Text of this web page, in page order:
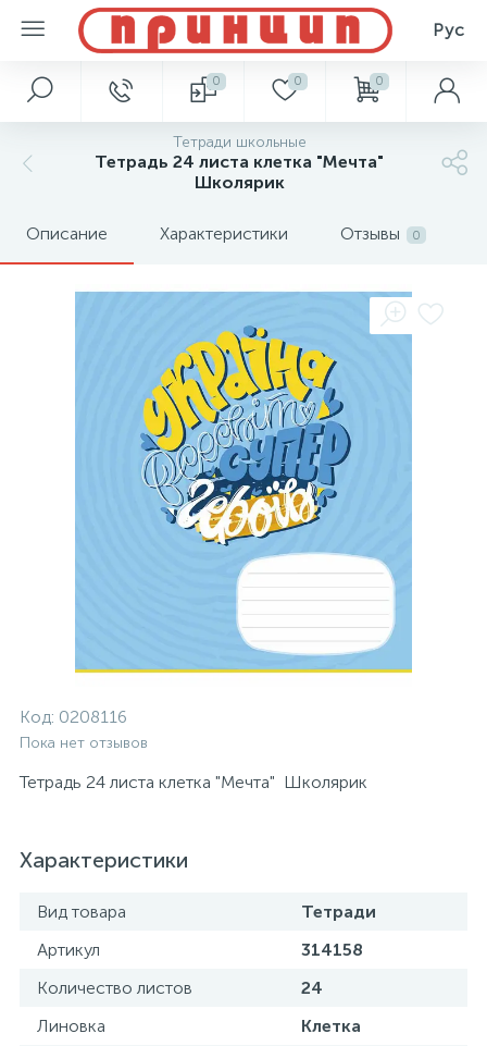
Рус
0 0 0
Тетради школьные
Тетрадь 24 листа клетка "Мечта"
Школярик
Описание Характеристики Отзывы 0
Код: 0208116
Пока нет отзывов
Тетрадь 24 листа клетка "Мечта" Школярик
Характеристики
Вид товара
Тетради
Артикул
314158
Количество листов
24
Линовка
Клетка